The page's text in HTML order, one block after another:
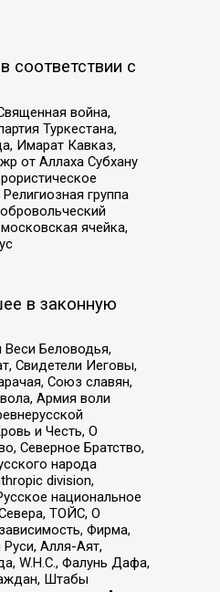
соответствии с
война,
Туркестана,
Имарат Кавказ,
от Аллаха Субхану
группа
ячейка,
в законную
Беловодья,
Свидетели Иеговы,
Союз славян,
Армия воли
и Честь, О
Северное Братство,
народа
division,
национальное
ТОЙС, О
Фирма,
Алля-Аят,
W.H.С., Фалунь Дафа,
Штабы